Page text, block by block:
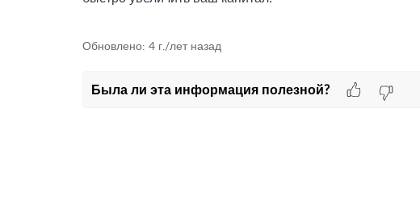
Обновлено: 4 г./лет назад
Была ли эта информация полезной?